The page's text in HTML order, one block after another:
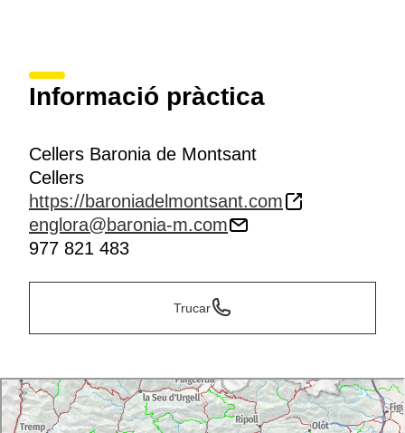
Informació pràctica
Cellers Baronia de Montsant
Cellers
https://baroniadelmontsant.com
englora@baronia-m.com
977 821 483
Trucar